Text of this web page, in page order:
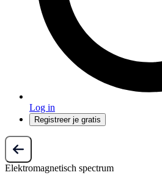
Log in
Registreer je gratis
Elektromagnetisch spectrum